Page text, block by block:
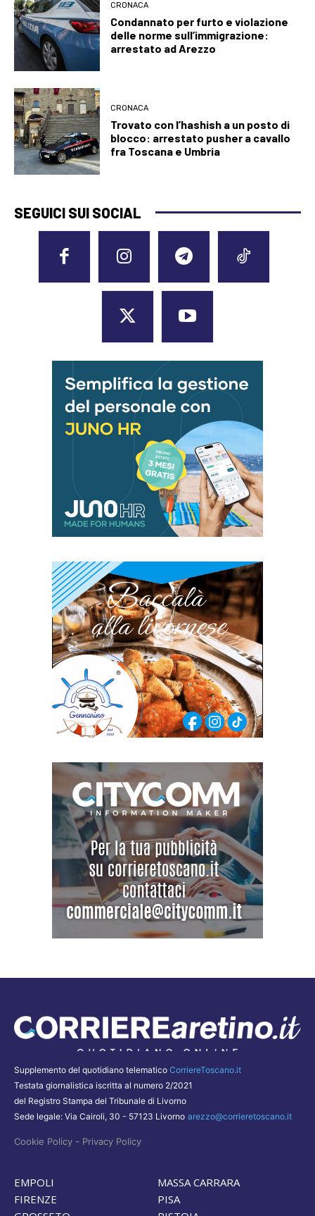
CRONACA
Condannato per furto e violazione
delle norme sull’immigrazione:
arrestato ad Arezzo
CRONACA
Trovato con l’hashish a un posto di
blocco: arrestato pusher a cavallo
fra Toscana e Umbria
SEGUICI SUI SOCIAL
Supplemento del quotidiano telematico CorriereToscano.it
Testata giornalistica iscritta al numero 2/2021
del Registro Stampa del Tribunale di Livorno
Sede legale: Via Cairoli, 30 - 57123 Livorno arezzo@corrieretoscano.it
Cookie Policy - Privacy Policy
EMPOLI
FIRENZE
MASSA CARRARA
PISA